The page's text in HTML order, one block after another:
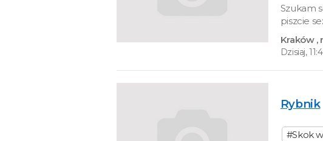
Szukam
piszcie
Kraków ,
Dzisiaj,
Rybnik
#Skok